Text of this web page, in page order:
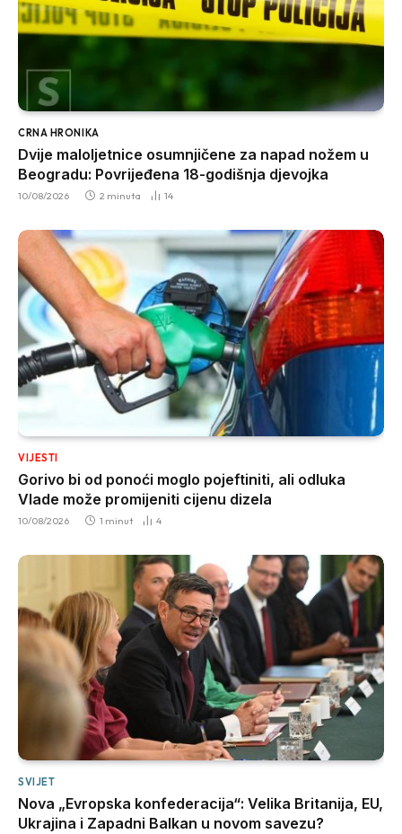
CRNA HRONIKA
Dvije maloljetnice osumnjičene za napad nožem u
Beogradu: Povrijeđena 18-godišnja djevojka
10/08/2026 2 minuta 14
VIJESTI
Gorivo bi od ponoći moglo pojeftiniti, ali odluka
Vlade može promijeniti cijenu dizela
10/08/2026 1 minut 4
SVIJET
Nova „Evropska konfederacija“: Velika Britanija, EU,
Ukrajina i Zapadni Balkan u novom savezu?